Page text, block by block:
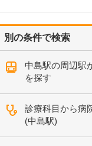
別の条件で検索
中島駅の周辺駅
を探す
診療科目から病
(中島駅)